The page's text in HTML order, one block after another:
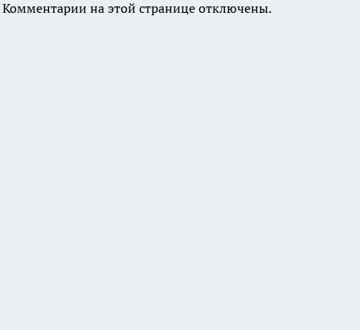
Комментарии на этой странице отключены.